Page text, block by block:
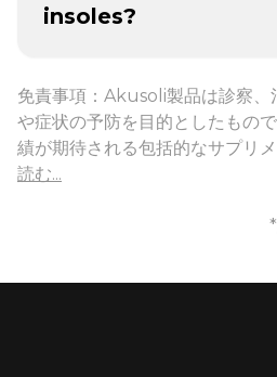
insoles?
免責事項：Akusoli製品は診察、
や症状の予防を目的としたもの
績が期待される包括的なサプリメ
読む...